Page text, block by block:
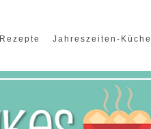
Rezepte Jahreszeiten-Küche